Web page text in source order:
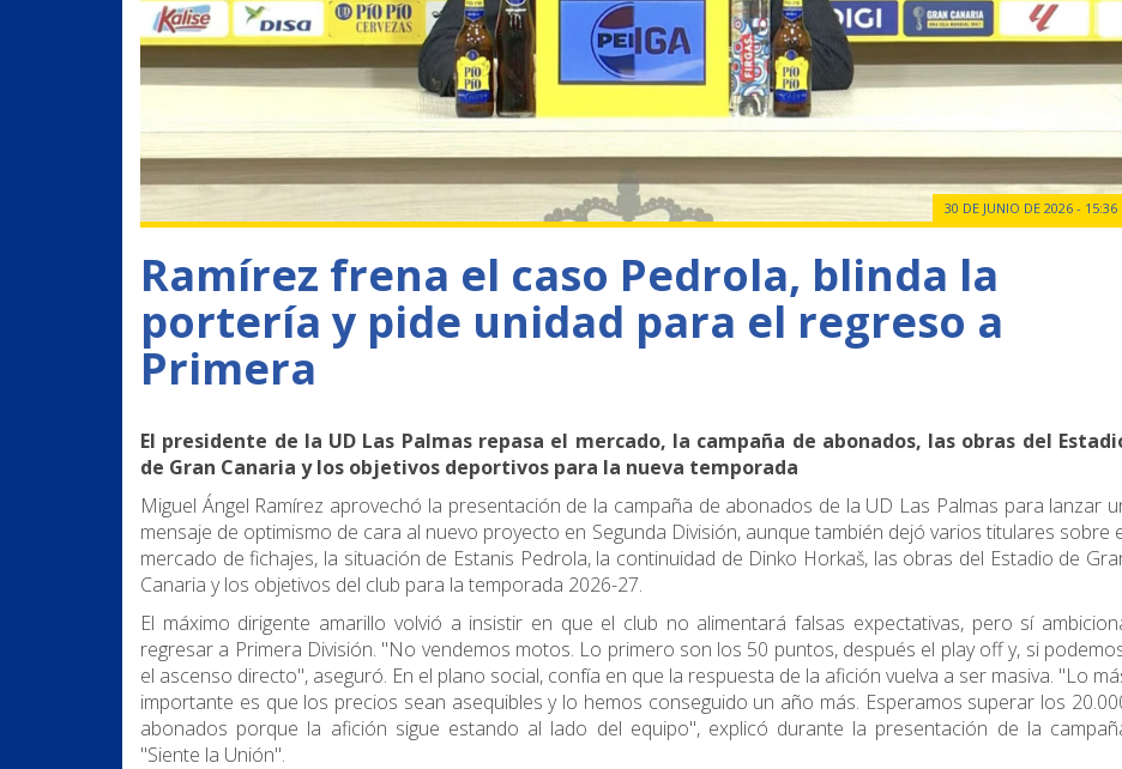
30 DE JUNIO DE 2026 - 15:36
Ramírez frena el caso Pedrola, blinda la
portería y pide unidad para el regreso a
Primera
El presidente de la UD Las Palmas repasa el mercado, la campaña de abonados, las obras del
de Gran Canaria y los objetivos deportivos para la nueva temporada
Miguel Ángel Ramírez aprovechó la presentación de la campaña de abonados de la UD Las Palmas para lanzar
mensaje de optimismo de cara al nuevo proyecto en Segunda División, aunque también dejó varios titulares sobre
mercado de fichajes, la situación de Estanis Pedrola, la continuidad de Dinko Horkaš, las obras del Estadio de
Canaria y los objetivos del club para la temporada 2026-27.
El máximo dirigente amarillo volvió a insistir en que el club no alimentará falsas expectativas, pero sí
regresar a Primera División. "No vendemos motos. Lo primero son los 50 puntos, después el play off y, si
el ascenso directo", aseguró. En el plano social, confía en que la respuesta de la afición vuelva a ser masiva. "Lo
importante es que los precios sean asequibles y lo hemos conseguido un año más. Esperamos superar los
abonados porque la afición sigue estando al lado del equipo", explicó durante la presentación de la
"Siente la Unión".